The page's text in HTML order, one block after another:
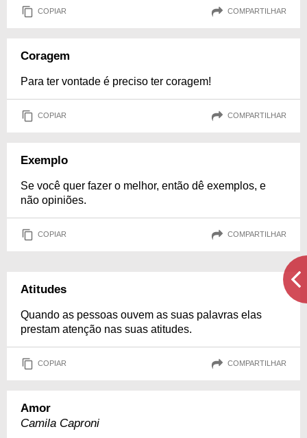
COPIAR COMPARTILHAR
Coragem
Para ter vontade é preciso ter coragem!
COPIAR COMPARTILHAR
Exemplo
Se você quer fazer o melhor, então dê exemplos, e
não opiniões.
COPIAR COMPARTILHAR
Atitudes
Quando as pessoas ouvem as suas palavras elas
prestam atenção nas suas atitudes.
COPIAR COMPARTILHAR
Amor
Camila Caproni